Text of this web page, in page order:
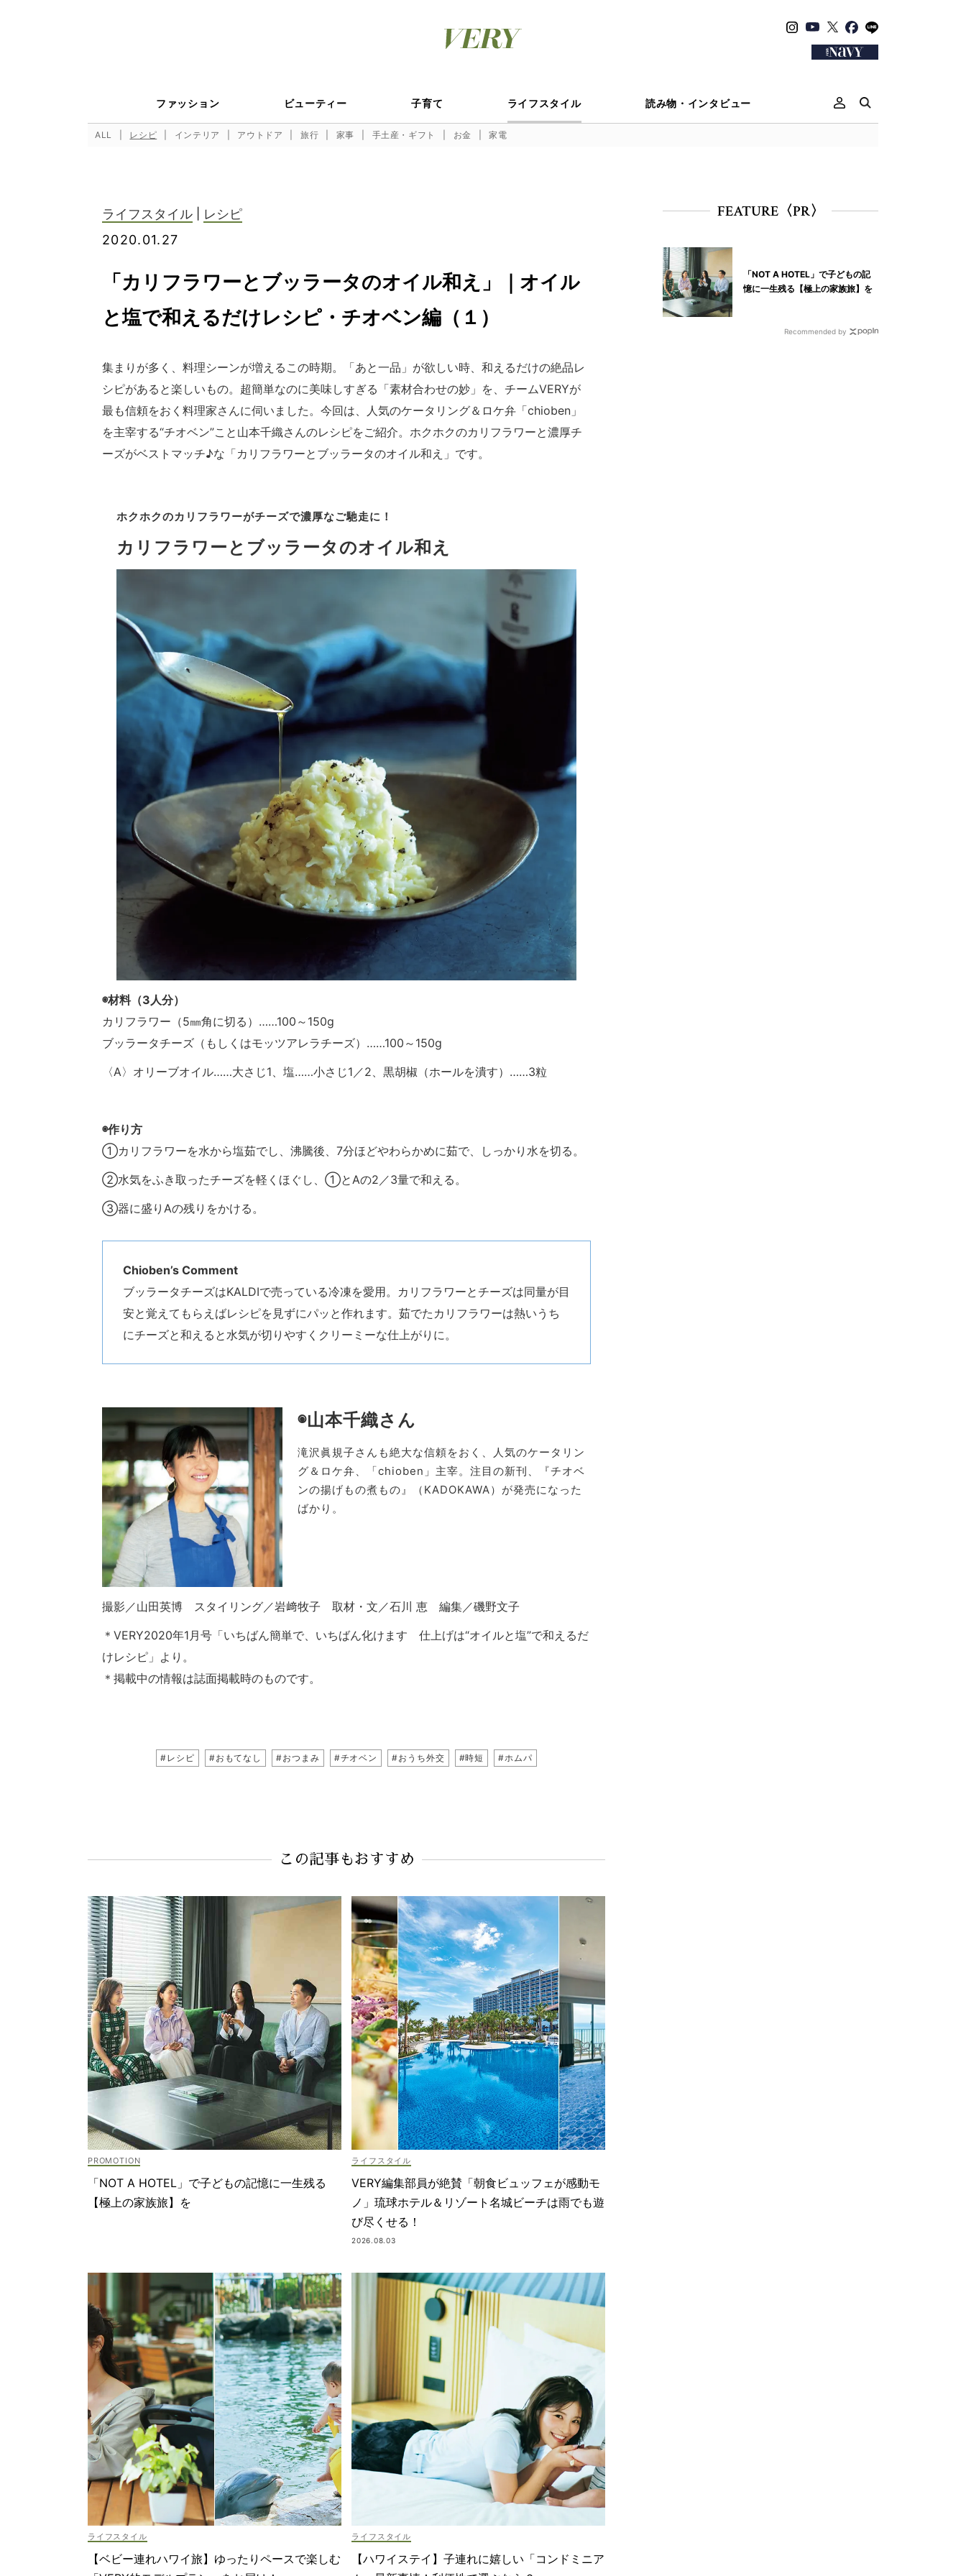
ファッション ビューティー 子育て ライフスタイル 読み物・インタビュー
ALL レシピ インテリア アウトドア 旅行 家事 手土産・ギフト お金 家電
ライフスタイル
レシピ
2020.01.27
「カリフラワーとブッラータのオイル和え」｜オイル
と塩で和えるだけレシピ・チオベン編（１）
集まりが多く、料理シーンが増えるこの時期。「あと一品」が欲しい時、和えるだけの絶品レ
シピがあると楽しいもの。超簡単なのに美味しすぎる「素材合わせの妙」を、チームVERYが
最も信頼をおく料理家さんに伺いました。今回は、人気のケータリング＆ロケ弁「chioben」
を主宰する“チオベン”こと山本千織さんのレシピをご紹介。ホクホクのカリフラワーと濃厚チ
ーズがベストマッチ♪な「カリフラワーとブッラータのオイル和え」です。
ホクホクのカリフラワーがチーズで濃厚なご馳走に！
カリフラワーとブッラータのオイル和え
◉材料（3人分）
カリフラワー（5㎜角に切る）……100～150g
ブッラータチーズ（もしくはモッツアレラチーズ）……100～150g
〈A〉オリーブオイル……大さじ1、塩……小さじ1／2、黒胡椒（ホールを潰す）……3粒
◉作り方
①カリフラワーを水から塩茹でし、沸騰後、7分ほどやわらかめに茹で、しっかり水を切る。
②水気をふき取ったチーズを軽くほぐし、①とAの2／3量で和える。
③器に盛りAの残りをかける。
Chioben’s Comment
ブッラータチーズはKALDIで売っている冷凍を愛用。カリフラワーとチーズは同量が目
安と覚えてもらえばレシピを見ずにパッと作れます。茹でたカリフラワーは熱いうち
にチーズと和えると水気が切りやすくクリーミーな仕上がりに。
◉山本千織さん
滝沢眞規子さんも絶大な信頼をおく、人気のケータリン
グ＆ロケ弁、「chioben」主宰。注目の新刊、『チオベ
ンの揚げもの煮もの』（KADOKAWA）が発売になった
ばかり。
撮影／山田英博 スタイリング／岩﨑牧子 取材・文／石川 恵 編集／磯野文子
＊VERY2020年1月号「いちばん簡単で、いちばん化けます 仕上げは“オイルと塩”で和えるだ
けレシピ」より。
＊掲載中の情報は誌面掲載時のものです。
#レシピ #おもてなし #おつまみ #チオベン #おうち外交 #時短 #ホムパ
この記事もおすすめ
「NOT A HOTEL」で子どもの記憶に一生残る
【極上の家族旅】を
ライフスタイル
VERY編集部員が絶賛「朝食ビュッフェが感動モ
ノ」琉球ホテル＆リゾート名城ビーチは雨でも遊
び尽くせる！
2026.08.03
ライフスタイル
【ベビー連れハワイ旅】ゆったりペースで楽しむ
ライフスタイル
【ハワイステイ】子連れに嬉しい「コンドミニア
FEATURE〈PR〉
「NOT A HOTEL」で子どもの記
憶に一生残る【極上の家族旅】を
Recommended by